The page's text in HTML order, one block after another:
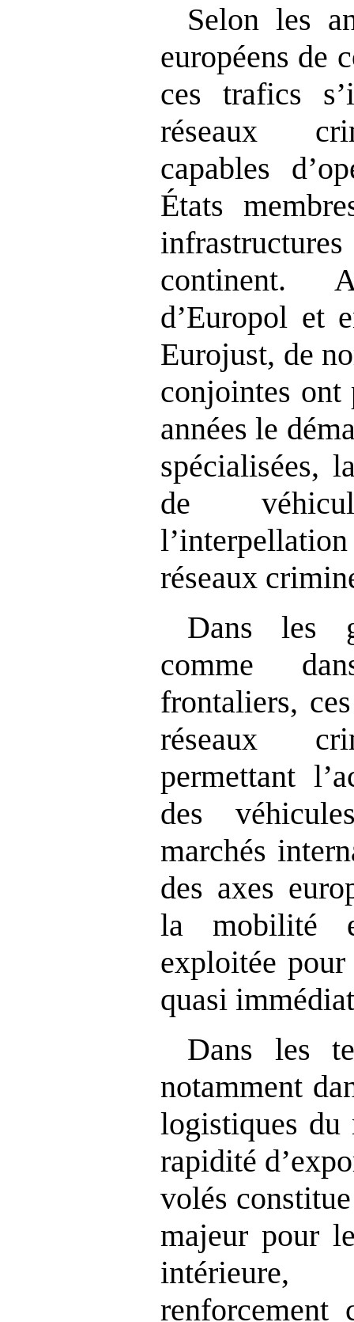
Selon les
européens de
ces trafics
réseaux
capables
États
continent.
d’Europol et
Eurojust, de
conjointes ont
années le
spécialisées,
de
réseaux
Dans les
comme
frontaliers,
réseaux
permettant
des
marchés
des axes
la mobilité
exploitée
quasi
Dans les
notamment
logistiques du
rapidité
volés
majeur pour
renforcement